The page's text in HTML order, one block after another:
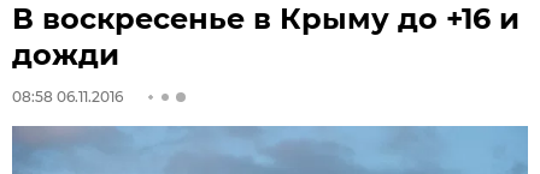
В воскресенье в Крыму до +16 и
дожди
08:58 06.11.2016